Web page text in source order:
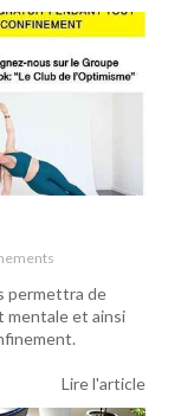
permettra de
mentale et ainsi
Lire l'article